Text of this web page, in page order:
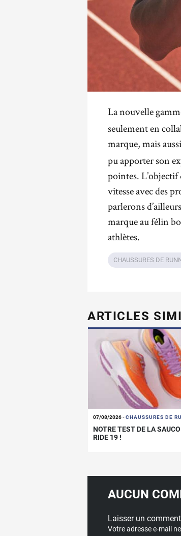
La nouvelle
seulement en
marque, mais
pu apporter son
pointes.
vitesse avec des
parlerons
marque au félin
athlètes.
CHAUSSURES DE
ARTICLES
07/08/2026-CHAUSSURES DE
NOTRE TEST DE LA
RIDE 19 !
AUCUN
Laisser un
Votre adresse e-mail